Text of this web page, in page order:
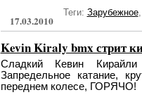
Теги: Зарубежное
17.03.2010
Kevin Kiraly bmx стрит
Сладкий Кевин
Запредельное катание,
переднем колесе, ГОРЯЧО!